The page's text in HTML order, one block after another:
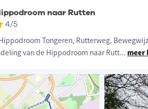
naar Rutten
4/5
Tongeren, Rutterweg.
van de Hippodroom naar Rutt... meer